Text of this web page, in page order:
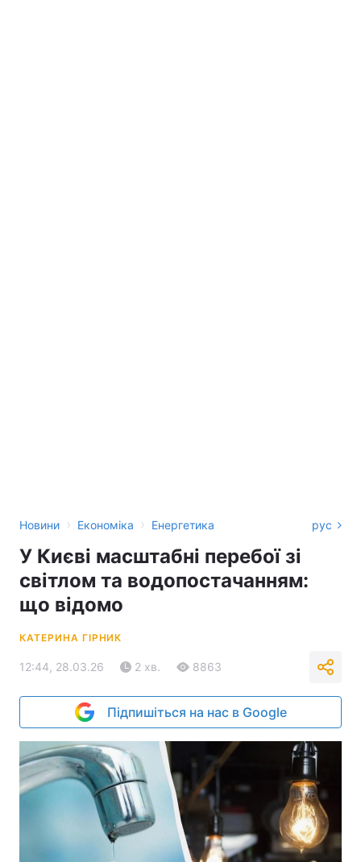
Новини › Економіка › Енергетика рус
У Києві масштабні перебої зі
світлом та водопостачанням:
що відомо
КАТЕРИНА ГІРНИК
12:44, 28.03.26 2 хв. 8863
Підпишіться на нас в Google